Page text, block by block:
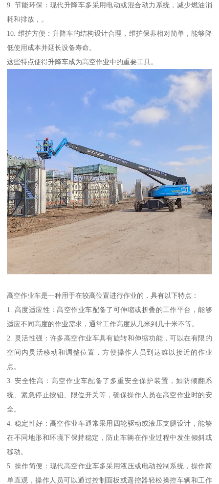
9. 节能环保：现代升降车多采用电动或混合动力系统，减少燃油消
耗和排放，。
10. 维护方便：升降车的结构设计合理，维护保养相对简单，能够降
低使用成本并延长设备寿命。
这些特点使得升降车成为高空作业中的重要工具。
高空作业车是一种用于在较高位置进行作业的，具有以下特点：
1. 高度适应性：高空作业车配备了可伸缩或折叠的工作平台，能够
适应不同高度的作业需求，通常工作高度从几米到几十米不等。
2. 灵活性强：许多高空作业车具有旋转和伸缩功能，可以在有限的
空间内灵活移动和调整位置，方便操作人员到达难以接近的作业
点。
3. 安全性高：高空作业车配备了多重安全保护装置，如防倾翻系
统、紧急停止按钮、限位开关等，确保操作人员在高空作业时的安
全。
4. 稳定性好：高空作业车通常采用四轮驱动或液压支腿设计，能够
在不同地形和环境下保持稳定，防止车辆在作业过程中发生倾斜或
移动。
5. 操作简便：现代高空作业车多采用液压或电动控制系统，操作简
单直观，操作人员可以通过控制面板或遥控器轻松操控车辆和工作